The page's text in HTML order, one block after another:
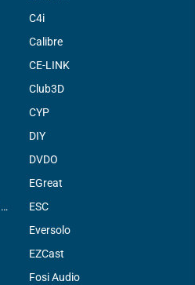
C4i
Calibre
CE-LINK
Club3D
CYP
DIY
DVDO
EGreat
Empire State Filter Company, INC.
ESC
Eversolo
EZCast
Fosi Audio